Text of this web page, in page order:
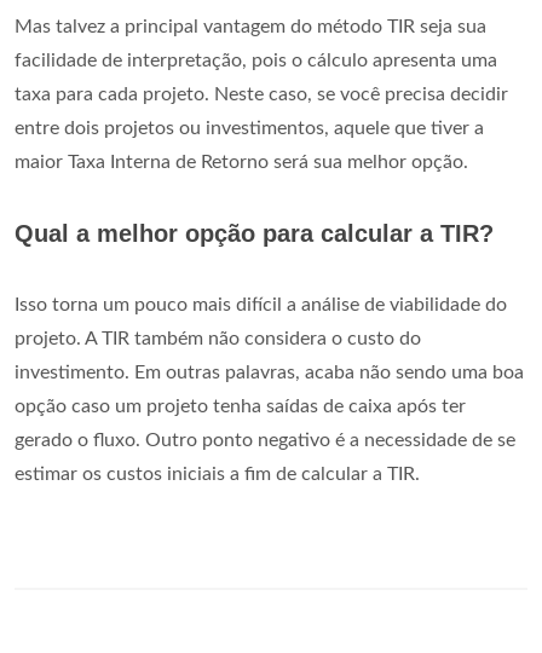
Mas talvez a principal vantagem do método TIR seja sua
facilidade de interpretação, pois o cálculo apresenta uma
taxa para cada projeto. Neste caso, se você precisa decidir
entre dois projetos ou investimentos, aquele que tiver a
maior Taxa Interna de Retorno será sua melhor opção.
Qual a melhor opção para calcular a TIR?
Isso torna um pouco mais difícil a análise de viabilidade do
projeto. A TIR também não considera o custo do
investimento. Em outras palavras, acaba não sendo uma boa
opção caso um projeto tenha saídas de caixa após ter
gerado o fluxo. Outro ponto negativo é a necessidade de se
estimar os custos iniciais a fim de calcular a TIR.